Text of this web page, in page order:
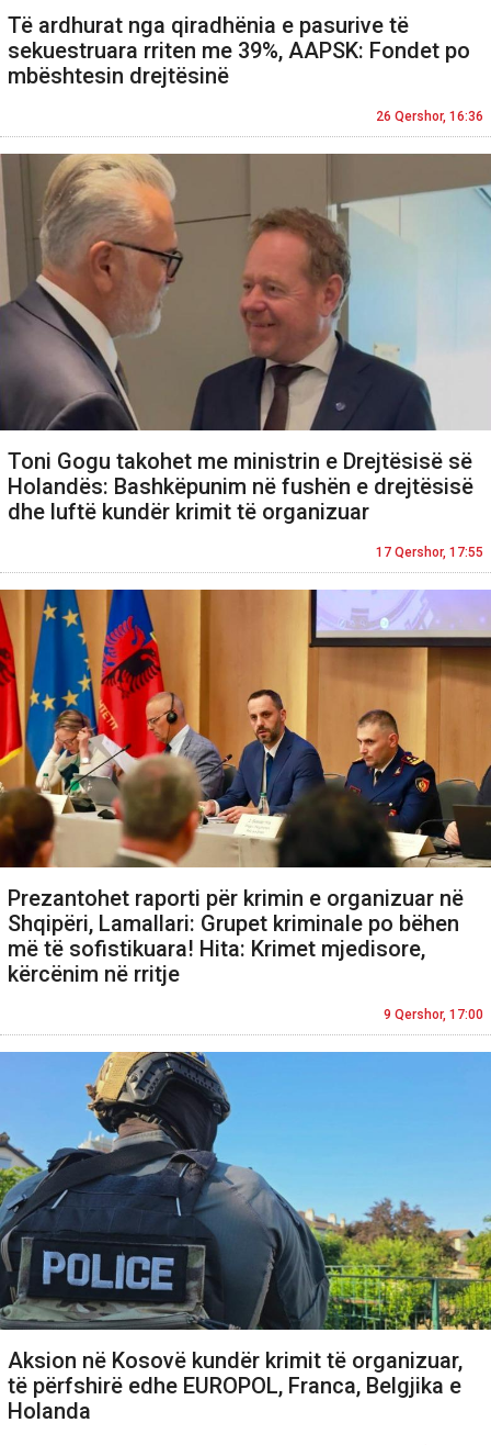
Të ardhurat nga qiradhënia e pasurive të
sekuestruara rriten me 39%, AAPSK: Fondet po
mbështesin drejtësinë
26 Qershor, 16:36
Toni Gogu takohet me ministrin e Drejtësisë së
Holandës: Bashkëpunim në fushën e drejtësisë
dhe luftë kundër krimit të organizuar
17 Qershor, 17:55
Prezantohet raporti për krimin e organizuar në
Shqipëri, Lamallari: Grupet kriminale po bëhen
më të sofistikuara! Hita: Krimet mjedisore,
kërcënim në rritje
9 Qershor, 17:00
Aksion në Kosovë kundër krimit të organizuar,
të përfshirë edhe EUROPOL, Franca, Belgjika e
Holanda